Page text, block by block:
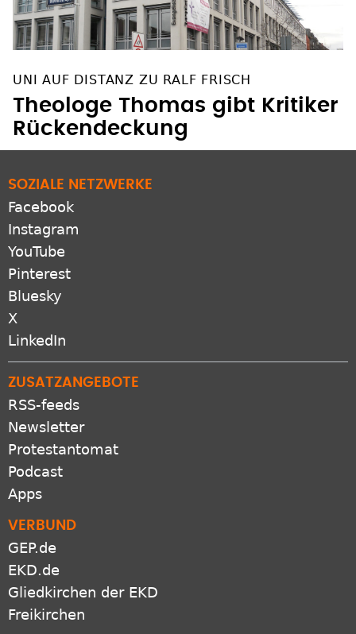
UNI AUF DISTANZ ZU RALF FRISCH
Theologe Thomas gibt Kritiker
Rückendeckung
SOZIALE NETZWERKE
Facebook
Instagram
YouTube
Pinterest
Bluesky
X
LinkedIn
ZUSATZANGEBOTE
RSS-feeds
Newsletter
Protestantomat
Podcast
Apps
VERBUND
GEP.de
EKD.de
Gliedkirchen der EKD
Freikirchen